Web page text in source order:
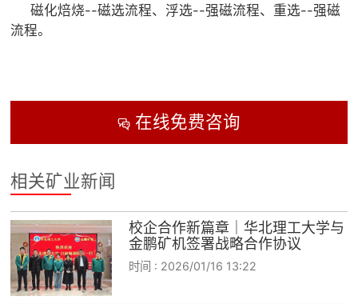
磁化焙烧--磁选流程、浮选--强磁流程、重选--强磁
流程。
在线免费咨询
相关矿业新闻
校企合作新篇章｜华北理工大学与
金鹏矿机签署战略合作协议
时间 : 2026/01/16 13:22